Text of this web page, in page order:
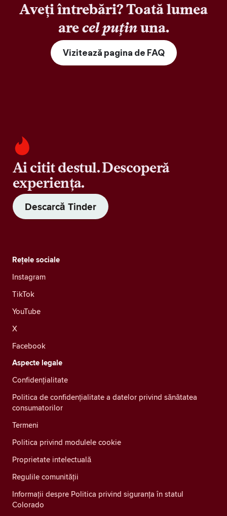
Aveți întrebări? Toată lumea
arecel puținuna.
Vizitează pagina de FAQ
Ai citit destul. Descoperă
experiența.
Descarcă Tinder
Rețele sociale
Instagram
TikTok
YouTube
X
Facebook
Aspecte legale
Confidenţialitate
Politica de confidențialitate a datelor privind sănătatea
consumatorilor
Termeni
Politica privind modulele cookie
Proprietate intelectuală
Regulile comunității
Informații despre Politica privind siguranța în statul
Colorado